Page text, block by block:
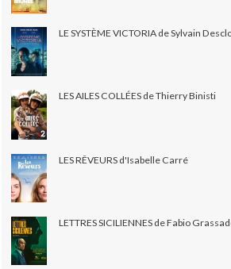
LE SYSTÈME VICTORIA de Sylvain
LES AILES COLLÉES de Thierry Binisti
LES RÊVEURS d'Isabelle Carré
LETTRES SICILIENNES de Fabio